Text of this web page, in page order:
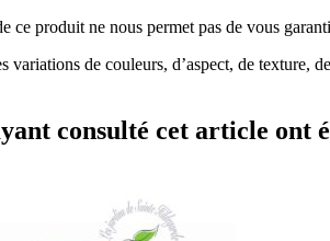
ce produit ne nous permet pas de vous
variations de couleurs, d’aspect, de texture,
consulté cet article ont